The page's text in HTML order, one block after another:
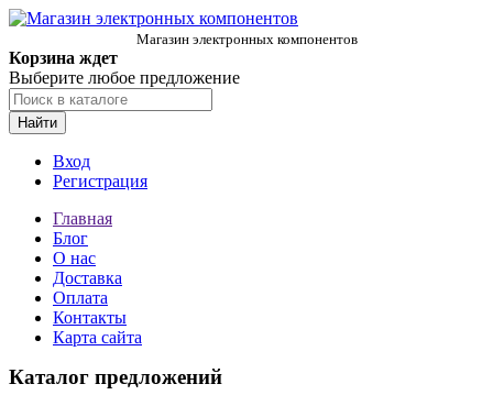
Магазин электронных компонентов
Корзина ждет
Выберите любое предложение
Найти
Вход
Регистрация
Главная
Блог
О нас
Доставка
Оплата
Контакты
Карта сайта
Каталог предложений